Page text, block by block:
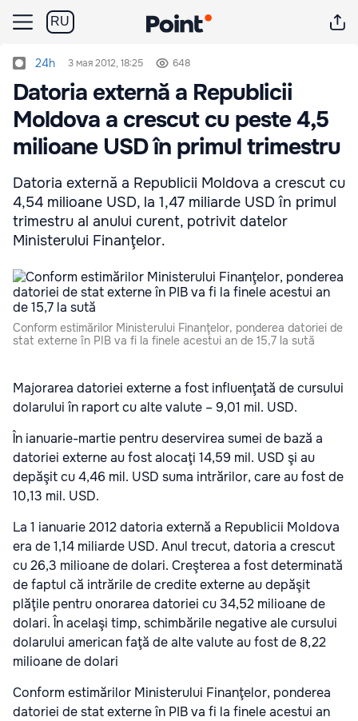
RU
24h 3 мая 2012, 18:25 648
Datoria externă a Republicii
Moldova a crescut cu peste 4,5
milioane USD în primul trimestru
Datoria externă a Republicii Moldova a crescut cu
4,54 milioane USD, la 1,47 miliarde USD în primul
trimestru al anului curent, potrivit datelor
Ministerului Finanţelor.
Conform estimărilor Ministerului Finanţelor, ponderea datoriei de
stat externe în PIB va fi la finele acestui an de 15,7 la sută
Majorarea datoriei externe a fost influenţată de cursului
dolarului în raport cu alte valute – 9,01 mil. USD.
În ianuarie-martie pentru deservirea sumei de bază a
datoriei externe au fost alocaţi 14,59 mil. USD şi au
depăşit cu 4,46 mil. USD suma intrărilor, care au fost de
10,13 mil. USD.
La 1 ianuarie 2012 datoria externă a Republicii Moldova
era de 1,14 miliarde USD. Anul trecut, datoria a crescut
cu 26,3 milioane de dolari. Creşterea a fost determinată
de faptul că intrările de credite externe au depăşit
plăţile pentru onorarea datoriei cu 34,52 milioane de
dolari. În acelaşi timp, schimbările negative ale cursului
dolarului american faţă de alte valute au fost de 8,22
milioane de dolari
Conform estimărilor Ministerului Finanţelor, ponderea
datoriei de stat externe în PIB va fi la finele acestui an